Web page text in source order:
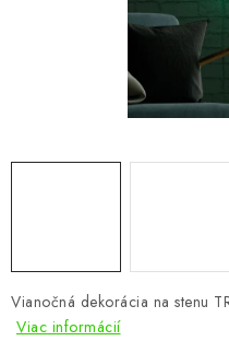
DETSKÉ A ŠTUDENTSKÉ
DOPLNKY A DEKORÁCIE
Reklamácie a odstúpenie od
Obchodné podmienky 2024
Vianočná dekorácia na stenu
Viac informácií